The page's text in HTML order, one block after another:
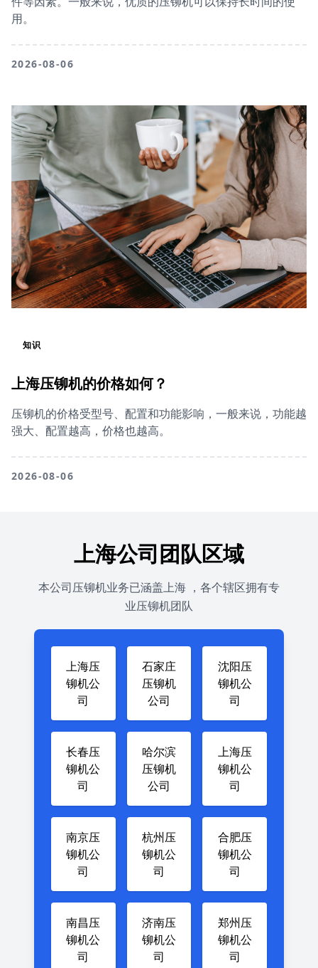
用。
2026-08-06
知识
上海压铆机的价格如何？
压铆机的价格受型号、配置和功能影响，一般来说，功能越
强大、配置越高，价格也越高。
2026-08-06
上海公司团队区域
本公司压铆机业务已涵盖上海 ，各个辖区拥有专
业压铆机团队
上海压
铆机公
司
石家庄
压铆机
公司
沈阳压
铆机公
司
长春压
铆机公
司
哈尔滨
压铆机
公司
上海压
铆机公
司
南京压
铆机公
司
杭州压
铆机公
司
合肥压
铆机公
司
南昌压
铆机公
司
济南压
铆机公
司
郑州压
铆机公
司